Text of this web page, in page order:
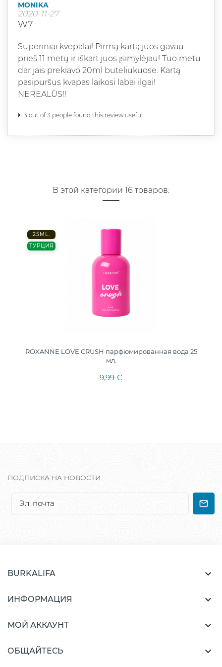
MONIKA
2020-11-27
W7
Superiniai kvepalai! Pirmą kartą juos gavau
prieš 11 metų ir iškart juos įsimylėjau! Tuo metu
dar jais prekiavo 20ml buteliukuose. Kartą
pasipuršus kvapas laikosi labai ilgai!
NEREALŪS!!
3 out of 3 people found this review useful.
В этой категории 16 товаров:
25ML.
ТУРЦИЯ
ROXANNE LOVE CRUSH парфюмированная вода 25
мл.
9,99 €
ПОДПИСКА НА НОВОСТИ
BURKALIFA 
ИНФОРМАЦИЯ 
МОЙ АККАУНТ 
ОБЩАЙТЕСЬ 